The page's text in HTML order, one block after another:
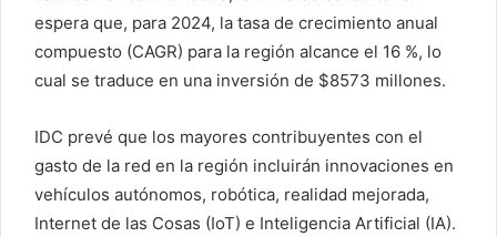
espera que, para 2024, la tasa de crecimiento anual
compuesto (CAGR) para la región alcance el 16 %, lo
cual se traduce en una inversión de $8573 millones.
IDC prevé que los mayores contribuyentes con el
gasto de la red en la región incluirán innovaciones en
vehículos autónomos, robótica, realidad mejorada,
Internet de las Cosas (IoT) e Inteligencia Artificial (IA).